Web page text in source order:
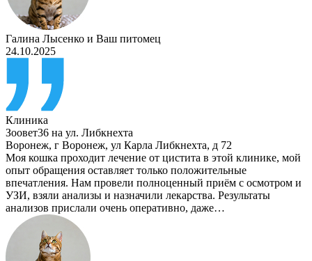
Галина Лысенко и Ваш питомец
24.10.2025
Клиника
Зоовет36 на ул. Либкнехта
Воронеж, г Воронеж, ул Карла Либкнехта, д 72
Моя кошка проходит лечение от цистита в этой клинике, мой
опыт обращения оставляет только положительные
впечатления. Нам провели полноценный приём с осмотром и
УЗИ, взяли анализы и назначили лекарства. Результаты
анализов прислали очень оперативно, даже…